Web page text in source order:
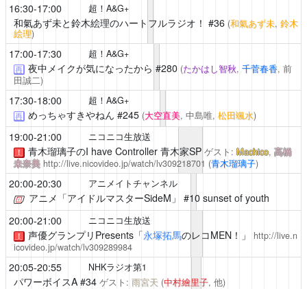
16:30-17:00 超！A&G+
和氣あず未と鈴木絵理のハートフルラジオ！ #36 (和氣あず未, 鈴木
絵理)
17:00-17:30 超！A&G+
再 夜中メイクが気になったから #280 (たかはし智秋, 千菅春香, 前
田誠二)
17:30-18:00 超！A&G+
再 めっちゃすきやねん #245 (大空直美, 中島唯, 松田颯水)
19:00-21:00 ニコニコ生放送
！ 青木瑠璃子のI have Controller青木家SP ゲスト: Machico,高橋
未奈美 http://live.nicovideo.jp/watch/lv309218701 (青木瑠璃子)
20:00-20:30 アニメイトチャンネル
アニメ「アイドルマスターSideM」 #10 sunset of youth
20:00-21:00
ニコニコ生放送
！ 声優グランプリPresents「永塚拓馬のレコMEN！」
http://live.n
icovideo.jp/watch/lv309289984
20:05-20:55 NHKラジオ第1
パワーボイスA#34 ゲスト: 雨宮天 (中村繪里子, 他)